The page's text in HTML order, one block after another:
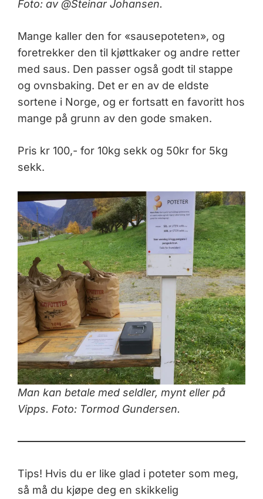
Foto: av @Steinar Johansen.
Mange kaller den for «sausepoteten», og
foretrekker den til kjøttkaker og andre retter
med saus. Den passer også godt til stappe
og ovnsbaking. Det er en av de eldste
sortene i Norge, og er fortsatt en favoritt hos
mange på grunn av den gode smaken.
Pris kr 100,- for 10kg sekk og 50kr for 5kg
sekk.
Man kan betale med seldler, mynt eller på
Vipps. Foto: Tormod Gundersen.
Tips! Hvis du er like glad i poteter som meg,
så må du kjøpe deg en skikkelig